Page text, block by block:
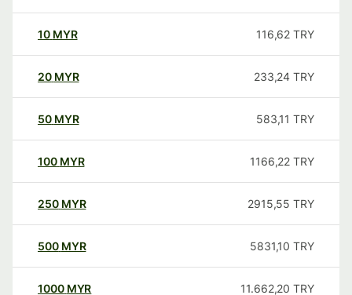
10 MYR 116,62 TRY
20 MYR 233,24 TRY
50 MYR 583,11 TRY
100 MYR 1166,22 TRY
250 MYR 2915,55 TRY
500 MYR 5831,10 TRY
1000 MYR 11.662,20 TRY